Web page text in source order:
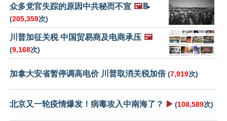
众多党官失踪的原因中共秘而不宣 🖼️📝
(205,359次)
川普加征关税 中国贸易商及电商承压 🖼️
(9,168次)
加拿大安省暂停调高电价 川普取消关税加倍(7,919次)
北京又一轮疫情爆发！病毒攻入中南海了？ ▶️ (108,589次)